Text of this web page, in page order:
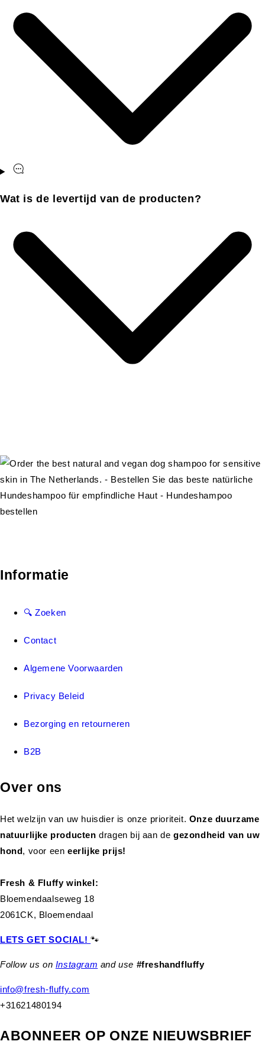
Wat is de levertijd van de producten?
Informatie
🔍 Zoeken
Contact
Algemene Voorwaarden
Privacy Beleid
Bezorging en retourneren
B2B
Over ons
Het welzijn van uw huisdier is onze prioriteit. Onze duurzame
natuurlijke productendragen bij aan de gezondheid van uw
hond, voor eeneerlijke prijs!
Fresh & Fluffy winkel:
Bloemendaalseweg 18
2061CK, Bloemendaal
LETS GET SOCIAL!🐾
Follow us on Instagram and use #freshandfluffy
info@fresh-fluffy.com
+31621480194
ABONNEER OP ONZE NIEUWSBRIEF